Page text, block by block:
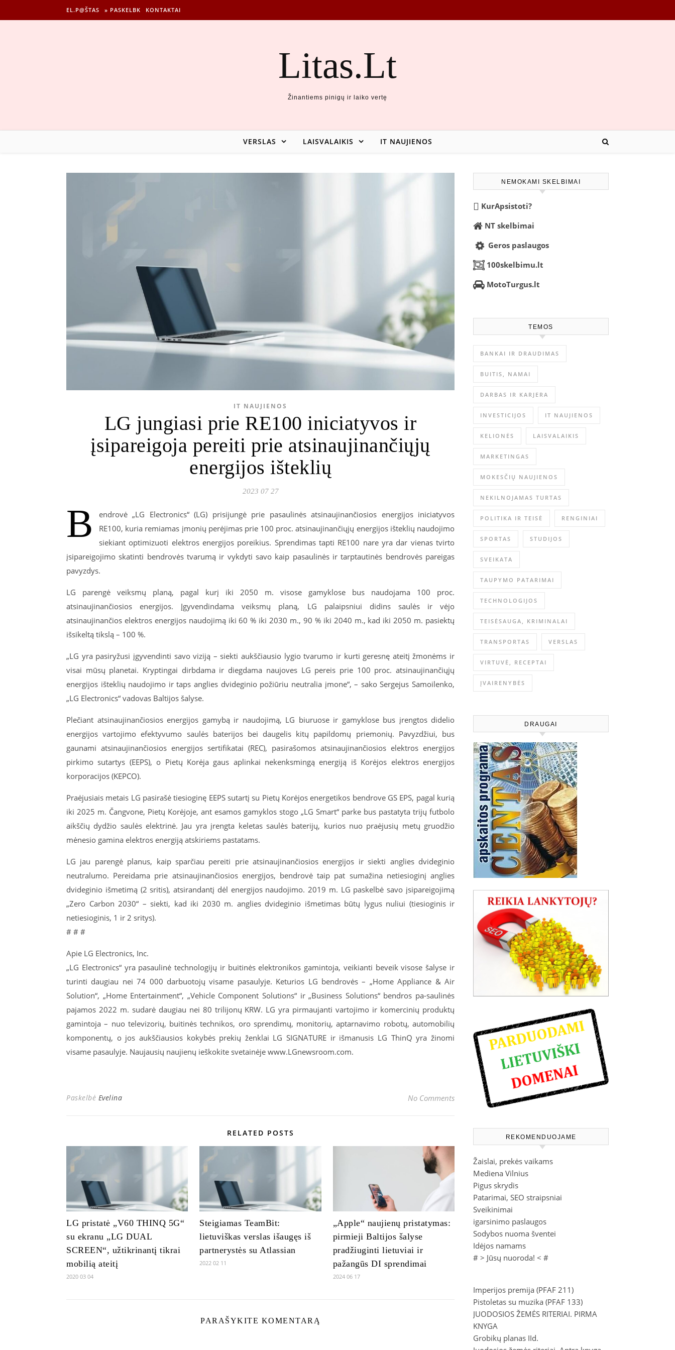
EL.P@ŠTAS » PASKELBK KONTAKTAI
Litas.Lt
Žinantiems pinigų ir laiko vertę
VERSLAS LAISVALAIKIS IT NAUJIENOS
IT NAUJIENOS
LG jungiasi prie RE100 iniciatyvos ir
įsipareigoja pereiti prie atsinaujinančiųjų
energijos išteklių
2023 07 27
B
endrovė „LG Electronics“ (LG) prisijungė prie pasaulinės atsinaujinančiosios energijos iniciatyvos
RE100, kuria remiamas įmonių perėjimas prie 100 proc. atsinaujinančiųjų energijos išteklių naudojimo
siekiant optimizuoti elektros energijos poreikius. Sprendimas tapti RE100 nare yra dar vienas tvirto
įsipareigojimo skatinti bendrovės tvarumą ir vykdyti savo kaip pasaulinės ir tarptautinės bendrovės pareigas
pavyzdys.
LG parengė veiksmų planą, pagal kurį iki 2050 m. visose gamyklose bus naudojama 100 proc.
atsinaujinančiosios energijos. Įgyvendindama veiksmų planą, LG palaipsniui didins saulės ir vėjo
atsinaujinančios elektros energijos naudojimą iki 60 % iki 2030 m., 90 % iki 2040 m., kad iki 2050 m. pasiektų
išsikeltą tikslą – 100 %.
„LG yra pasiryžusi įgyvendinti savo viziją – siekti aukščiausio lygio tvarumo ir kurti geresnę ateitį žmonėms ir
visai mūsų planetai. Kryptingai dirbdama ir diegdama naujoves LG pereis prie 100 proc. atsinaujinančiųjų
energijos išteklių naudojimo ir taps anglies dvideginio požiūriu neutralia įmone“, – sako Sergejus Samoilenko,
„LG Electronics“ vadovas Baltijos šalyse.
Plečiant atsinaujinančiosios energijos gamybą ir naudojimą, LG biuruose ir gamyklose bus įrengtos didelio
energijos vartojimo efektyvumo saulės baterijos bei daugelis kitų papildomų priemonių. Pavyzdžiui, bus
gaunami atsinaujinančiosios energijos sertifikatai (REC), pasirašomos atsinaujinančiosios elektros energijos
pirkimo sutartys (EEPS), o Pietų Korėja gaus aplinkai nekenksmingą energiją iš Korėjos elektros energijos
korporacijos (KEPCO).
Praėjusiais metais LG pasirašė tiesioginę EEPS sutartį su Pietų Korėjos energetikos bendrove GS EPS, pagal kurią
iki 2025 m. Čangvone, Pietų Korėjoje, ant esamos gamyklos stogo „LG Smart“ parke bus pastatyta trijų futbolo
aikščių dydžio saulės elektrinė. Jau yra įrengta keletas saulės baterijų, kurios nuo praėjusių metų gruodžio
mėnesio gamina elektros energiją atskiriems pastatams.
LG jau parengė planus, kaip sparčiau pereiti prie atsinaujinančiosios energijos ir siekti anglies dvideginio
neutralumo. Pereidama prie atsinaujinančiosios energijos, bendrovė taip pat sumažina netiesioginį anglies
dvideginio išmetimą (2 sritis), atsirandantį dėl energijos naudojimo. 2019 m. LG paskelbė savo įsipareigojimą
„Zero Carbon 2030“ – siekti, kad iki 2030 m. anglies dvideginio išmetimas būtų lygus nuliui (tiesioginis ir
netiesioginis, 1 ir 2 sritys).
# # #
Apie LG Electronics, Inc.
„LG Electronics“ yra pasaulinė technologijų ir buitinės elektronikos gamintoja, veikianti beveik visose šalyse ir
turinti daugiau nei 74 000 darbuotojų visame pasaulyje. Keturios LG bendrovės – „Home Appliance & Air
Solution“, „Home Entertainment“, „Vehicle Component Solutions“ ir „Business Solutions“ bendros pa-saulinės
pajamos 2022 m. sudarė daugiau nei 80 trilijonų KRW. LG yra pirmaujanti vartojimo ir komercinių produktų
gamintoja – nuo televizorių, buitinės technikos, oro sprendimų, monitorių, aptarnavimo robotų, automobilių
komponentų, o jos aukščiausios kokybės prekių ženklai LG SIGNATURE ir išmanusis LG ThinQ yra žinomi
visame pasaulyje. Naujausių naujienų ieškokite svetainėje www.LGnewsroom.com.
Paskelbė Evelina No Comments
RELATED POSTS
LG pristatė „V60 THINQ 5G“
su ekranu „LG DUAL
SCREEN“, užtikrinantį tikrai
mobilią ateitį
2020 03 04
Steigiamas TeamBit:
lietuviškas verslas išaugęs iš
partnerystės su Atlassian
2022 02 11
„Apple“ naujienų pristatymas:
pirmieji Baltijos šalyse
pradžiuginti lietuviai ir
pažangūs DI sprendimai
2024 06 17
PARAŠYKITE KOMENTARĄ
NEMOKAMI SKELBIMAI
KurApsistoti?
NT skelbimai
Geros paslaugos
100skelbimu.lt
MotoTurgus.lt
TEMOS
BANKAI IR DRAUDIMAS
BUITIS, NAMAI
DARBAS IR KARJERA
INVESTICIJOS IT NAUJIENOS
KELIONĖS LAISVALAIKIS
MARKETINGAS
MOKESČIŲ NAUJIENOS
NEKILNOJAMAS TURTAS
POLITIKA IR TEISĖ RENGINIAI
SPORTAS STUDIJOS
SVEIKATA
TAUPYMO PATARIMAI
TECHNOLOGIJOS
TEISĖSAUGA, KRIMINALAI
TRANSPORTAS VERSLAS
VIRTUVĖ, RECEPTAI
ĮVAIRENYBĖS
DRAUGAI
REKOMENDUOJAME
Žaislai, prekės vaikams
Mediena Vilnius
Pigus skrydis
Patarimai, SEO straipsniai
Sveikinimai
igarsinimo paslaugos
Sodybos nuoma šventei
Idėjos namams
# > Jūsų nuoroda! < #
Imperijos premija (PFAF 211)
Pistoletas su muzika (PFAF 133)
JUODOSIOS ŽEMĖS RITERIAI. PIRMA
KNYGA
Grobikų planas IId.